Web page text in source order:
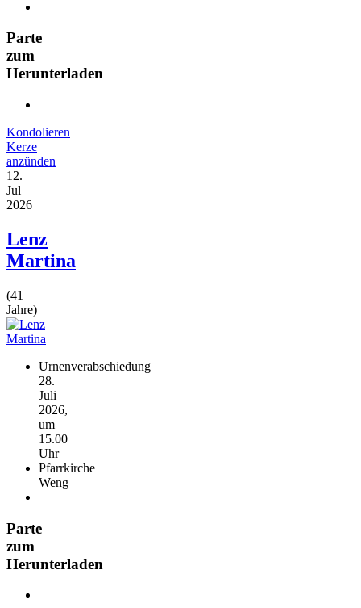
Parte
zum
Herunterladen
Kondolieren
Kerze
anzünden
12.
Jul
2026
Lenz
Martina
(41
Jahre)
Urnenverabschiedung
28.
Juli
2026,
um
15.00
Uhr
Pfarrkirche
Weng
Parte
zum
Herunterladen